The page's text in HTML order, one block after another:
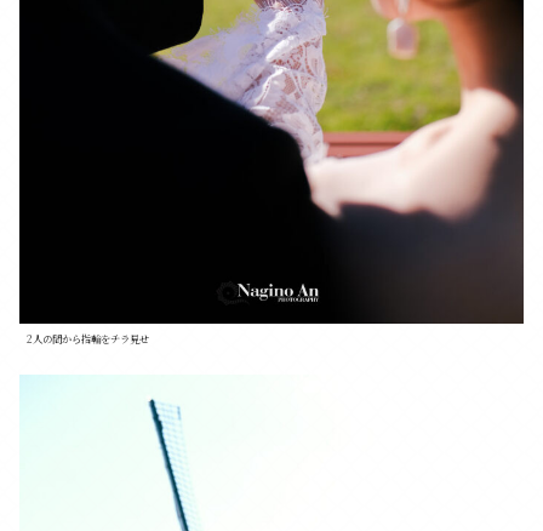
2人の間から指輪をチラ見せ